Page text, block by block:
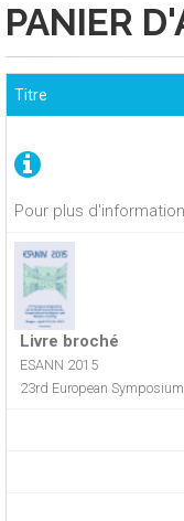
PANIER
Pour plus
Titre
Livre broché
ESANN 2015
23rd European